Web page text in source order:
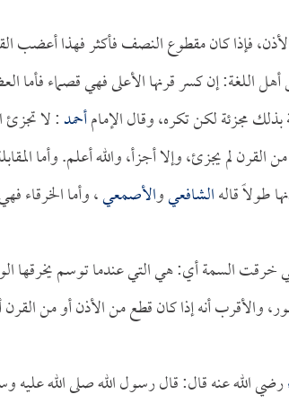
فإذا كان مقطوع النصف فأكثر فهذا أعضب
اللغة: إن كسر قرنها الأعلى فهي قصماء
مجزئة لكن تكره، وقال الإمامأحمد: لا
لم يجزئ، وإلا أجزأ، والله أعلم. وأما
طولاً قالهالشافعيوالأصمعي، وأما الخرقاء
خرقت السمة أي: هي التي عندما توسم يخرقها
والأقرب أنه إذا كان قطع من الأذن أو من
رضي الله عنه قال: قال رسول الله صلى الله عليه